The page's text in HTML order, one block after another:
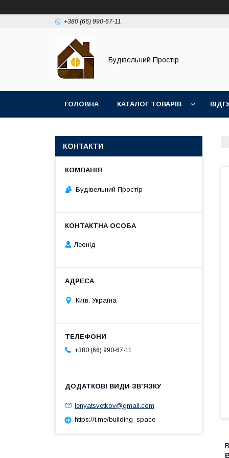
+380 (66) 990-67-11
Будівельний Простір
ГОЛОВНА КАТАЛОГ ТОВАРІВ
КОНТАКТИ
Будівельний Простір
Леонід
Київ, Україна
+380 (66) 990-67-11
lenyatsvetkov@gmail.com
https://t.me/building_space